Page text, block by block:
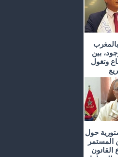
بين
وتغول
حول
المستمر